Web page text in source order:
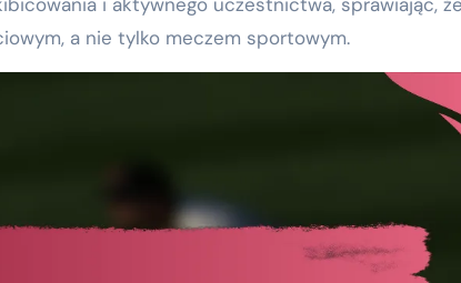
a nie tylko meczem sportowym.